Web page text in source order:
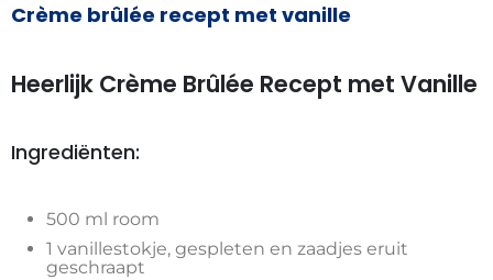
Crème brûlée recept met vanille
Heerlijk Crème Brûlée Recept met Vanille
Ingrediënten:
500 ml room
1 vanillestokje, gespleten en zaadjes eruit
geschraapt